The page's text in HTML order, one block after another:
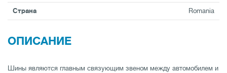
Страна Romania
ОПИСАНИЕ
Шины являются главным связующим звеном между автомобилем и